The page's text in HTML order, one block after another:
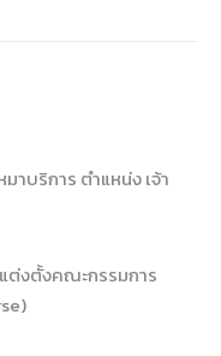
บริการ ตำแหน่ง เจ้า
ต่งตั้งคณะกรรมการ